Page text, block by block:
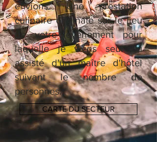
envions. Une prestation
culinaire originale sur le lieu
de votre évènement pour
laquelle je viens seul ou
assisté d'un maître d'hôtel
suivant le nombre de
personnes.
CARTE DU SECTEUR